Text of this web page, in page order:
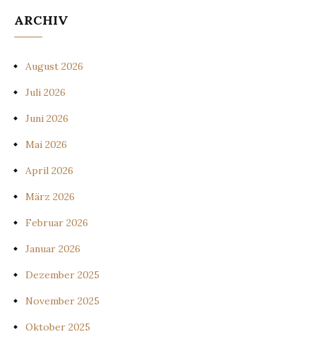
ARCHIV
August 2026
Juli 2026
Juni 2026
Mai 2026
April 2026
März 2026
Februar 2026
Januar 2026
Dezember 2025
November 2025
Oktober 2025